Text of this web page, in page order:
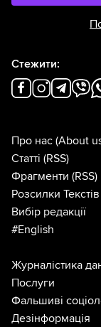
Стежити:
Про нас (About
Статті (RSS)
Фрагменти (RSS)
Розсилки Текстів
Вибір редакції
#English
Журналістика
Послуги
Фальшиві
Дезінформація